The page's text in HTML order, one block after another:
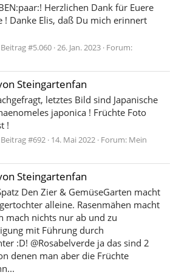
Herzlichen Dank für Euere
! Danke Elis, daß Du mich erinnert
Beitrag #5.060 26. Jan. 2023 Forum:
Steingartenfan
letztes Bild sind Japanische
japonica ! Früchte Foto
!
Beitrag #692 14. Mai 2022 Forum: Mein
Steingartenfan
Den Zier & GemüseGarten macht
alleine. Rasenmähen macht
mach nichts nur ab und zu
mit Führung durch
:D! @Rosabelverde ja das sind 2
denen man aber die Früchte